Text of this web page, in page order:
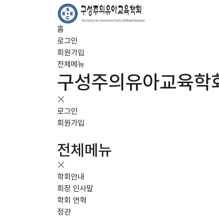
홈
로그인
회원가입
전체메뉴
구성주의유아교육학
로그인
회원가입
전체메뉴
학회안내
회장 인사말
학회 연혁
정관